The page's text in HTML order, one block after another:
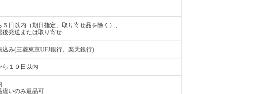
日以内（期日指定、取り寄せ品を除く）、
後発送または取り寄せ
み(三菱東京UFJ銀行、楽天銀行)
ら１０日以内
いのみ返品可